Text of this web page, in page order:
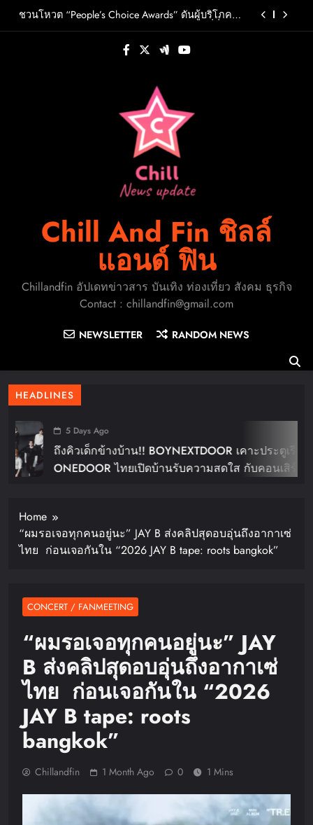
วต์ PRIMA เตรียมปล่อย 4 ก.ย. นี้
ชวนโหวต “People’s Choice Awards” ดันผู้บริโภค
FLO เกิร์ลกรุ๊ป R&B สุดแซ่บแห่งยุค ส่งอัลบั้มชุดที่ 2
THERAPY AT THE CLUB พร้อมปล่อยเอ็มวี “Cry Ugly”
ครอบครัว สร้างความทรงจำดีๆไปกับออนิกซ์ฮอสพิ
รู้จัก ADÉLA ป๊อปสตาร์สาวดาวรุ่งจากสโลวาเกีย กับ
เพลงสุดไวรัล “Ain’t In LA”พร้อมประกาศอัลบั้มเดบิ
วต์ PRIMA เตรียมปล่อย 4 ก.ย. นี้
ชวนโหวต “People’s Choice Awards” ดันผู้บริโภค
ร่วมตัดสินสุดยอดบริษัทอสังหาฯและเอเจนต์ที่ชื่น
FLO เกิร์ลกรุ๊ป R&B สุดแซ่บแห่งยุค ส่งอัลบั้มชุดที่ 2
THERAPY AT THE CLUB พร้อมปล่อยเอ็มวี “Cry Ugly”
โดนใจแฟนคลับ ก่อนบินมาเจอแฟนไทย 29 สิงหาคม
ปักหมุดวันหยุดนี้! ออกไปสร้างช่วงเวลาพิเศษกับ
ครอบครัว สร้างความทรงจำดีๆไปกับออนิกซ์ฮอสพิ
Chill And Fin ชิลล์
แอนด์ ฟิน
Chillandfin อัปเดทข่าวสาร บันเทิง ท่องเที่ยว สังคม ธุรกิจ
Contact : chillandfin@gmail.com
NEWSLETTER RANDOM NEWS
HEADLINES
5 Days Ago
ถึงคิวเด็กข้างบ้าน!! BOYNEXTDOOR เคาะประตูเรียก
ONEDOOR ไทยเปิดบ้านรับความสดใส กับคอนเสิร์ต
Home
“ผมรอเจอทุกคนอยู่นะ” JAY B ส่งคลิปสุดอบอุ่นถึงอากาเซ่
ไทย ก่อนเจอกันใน “2026 JAY B tape: roots bangkok”
CONCERT / FANMEETING
“ผมรอเจอทุกคนอยู่นะ” JAY
B ส่งคลิปสุดอบอุ่นถึงอากาเซ่
ไทย ก่อนเจอกันใน “2026
JAY B tape: roots
bangkok”
Chillandfin 1 Month Ago 0 1 Mins